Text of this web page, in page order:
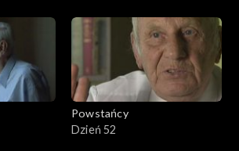
Powstańcy
Dzień 52